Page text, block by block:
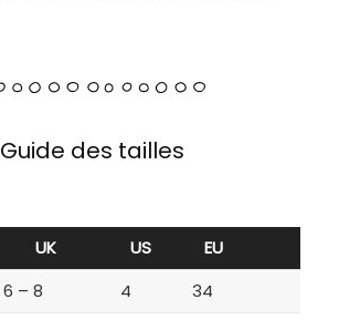
Guide des tailles
UK US
EU
6 – 8 4
34